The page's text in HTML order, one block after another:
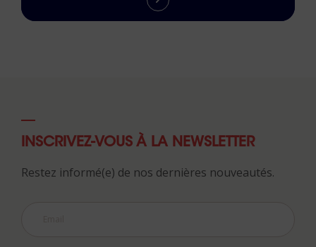
INSCRIVEZ-VOUS À LA NEWSLETTER
Restez informé(e) de nos dernières nouveautés.